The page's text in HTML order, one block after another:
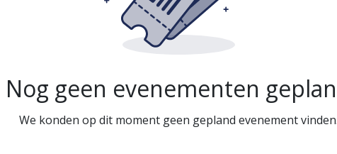
Nog geen evenementen
We konden op dit moment geen gepland evenement